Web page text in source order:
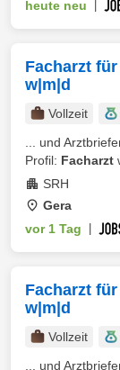
heute neu
Facharzt
w|m|d
Vollzeit
... und
Profil: Facharzt
SRH
Gera
vor 1 Tag
Facharzt
w|m|d
Vollzeit
... und